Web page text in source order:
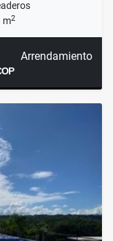
m2
Arrendamiento